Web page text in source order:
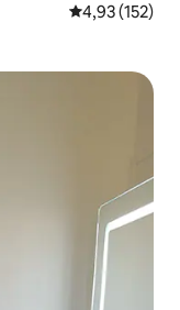
4,93 de uma
4,93 (152)